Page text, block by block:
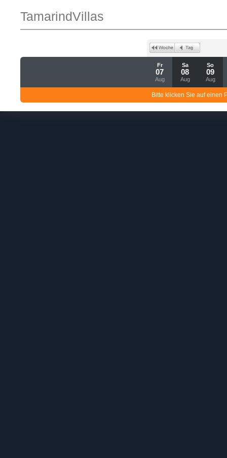
TamarindVillas
Fr
07
Aug
Sa
08
Aug
So
09
Aug
Bitte klicken Sie auf einen